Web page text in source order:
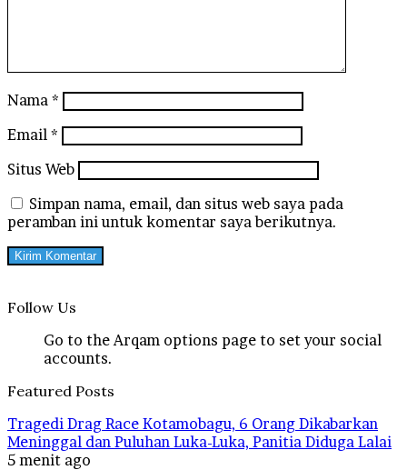
Nama *
Email *
Situs Web
Simpan nama, email, dan situs web saya pada
peramban ini untuk komentar saya berikutnya.
Follow Us
Go to the Arqam options page to set your social
accounts.
Featured Posts
Tragedi Drag Race Kotamobagu, 6 Orang Dikabarkan
Meninggal dan Puluhan Luka-Luka, Panitia Diduga Lalai
5 menit ago